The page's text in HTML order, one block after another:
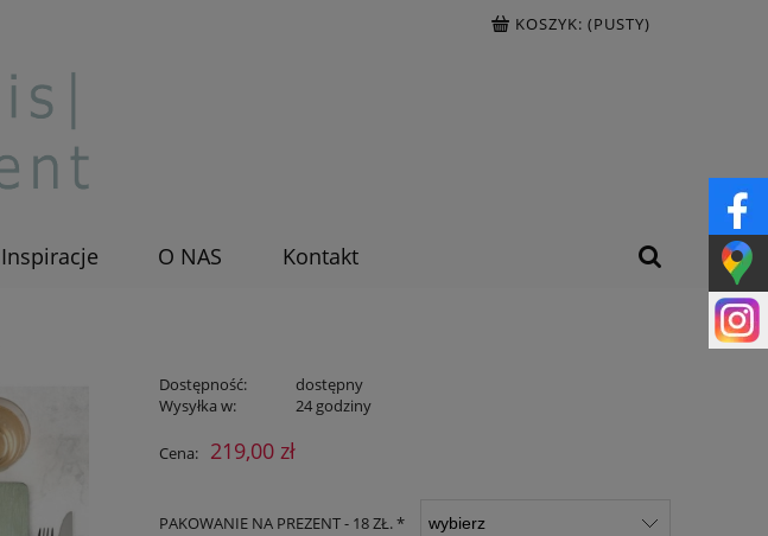
KOSZYK: (PUSTY)
Inspiracje O NAS Kontakt
Dostępność:
dostępny
Wysyłka w:
24 godziny
Cena: 219,00 zł
PAKOWANIE NA PREZENT - 18 ZŁ. *